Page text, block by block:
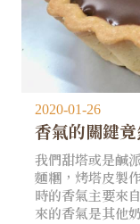
2020-01-26
香氣的關鍵竟
我們甜塔或是鹹
麵糰，烤塔皮製
時的香氣主要來
來的香氣是其他